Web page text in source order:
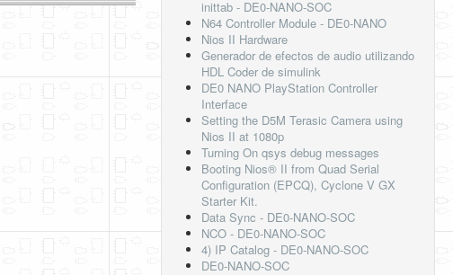
inittab - DE0-NANO-SOC
N64 Controller Module - DE0-NANO
Nios II Hardware
Generador de efectos de audio utilizando
HDL Coder de simulink
DE0 NANO PlayStation Controller
Interface
Setting the D5M Terasic Camera using
Nios II at 1080p
Turning On qsys debug messages
Booting Nios® II from Quad Serial
Configuration (EPCQ), Cyclone V GX
Starter Kit.
Data Sync - DE0-NANO-SOC
NCO - DE0-NANO-SOC
4) IP Catalog - DE0-NANO-SOC
DE0-NANO-SOC